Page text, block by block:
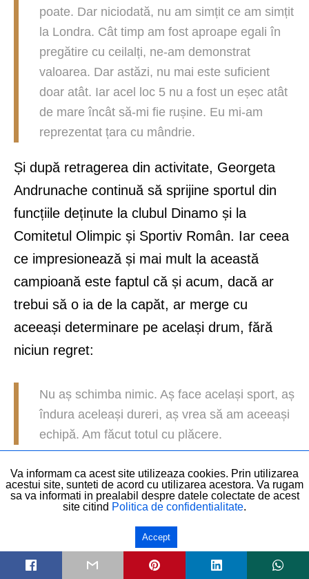
poate. Dar niciodată, nu am simțit ce am simțit
la Londra. Cât timp am fost aproape egali în
pregătire cu ceilalți, ne-am demonstrat
valoarea. Dar astăzi, nu mai este suficient
doar atât. Iar acel loc 5 nu a fost un eșec atât
de mare încât să-mi fie rușine. Eu mi-am
reprezentat țara cu mândrie.
Și după retragerea din activitate, Georgeta
Andrunache continuă să sprijine sportul din
funcțiile deținute la clubul Dinamo și la
Comitetul Olimpic și Sportiv Român. Iar ceea
ce impresionează și mai mult la această
campioană este faptul că și acum, dacă ar
trebui să o ia de la capăt, ar merge cu
aceeași determinare pe același drum, fără
niciun regret:
Nu aș schimba nimic. Aș face același sport, aș
îndura aceleași dureri, aș vrea să am aceeași
echipă. Am făcut totul cu plăcere.
surse foto: Olympic.org, WorldRowing.com,
DISTRIBUIE
Va informam ca acest site utilizeaza cookies. Prin utilizarea
acestui site, sunteti de acord cu utilizarea acestora. Va rugam
sa va informati in prealabil despre datele colectate de acest
site citind Politica de confidentialitate.
Accept